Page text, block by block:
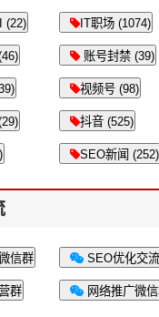
(22) IT职场 (1074)
账号封禁 (39)
视频号 (98)
抖音 (525)
SEO新闻 (252)
信群 SEO优化交
群 网络推广微